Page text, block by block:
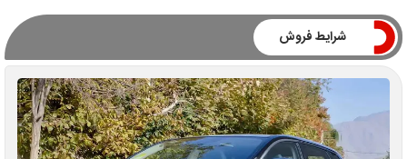
شرایط فروش